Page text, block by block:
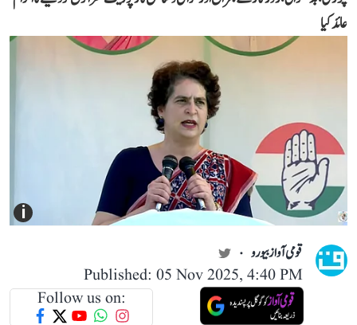
عائد کیا
i
قومی آواز بیورو
Published: 05 Nov 2025, 4:40 PM
Follow us on: